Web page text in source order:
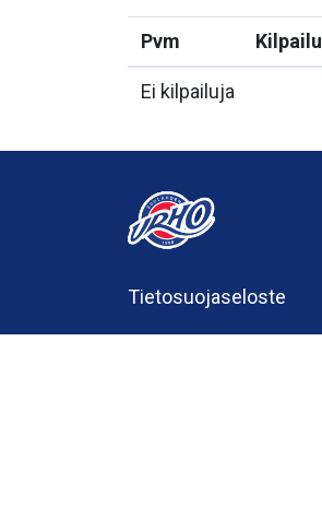
Pvm Kilpailu
Ei kilpailuja
Tietosuojaseloste